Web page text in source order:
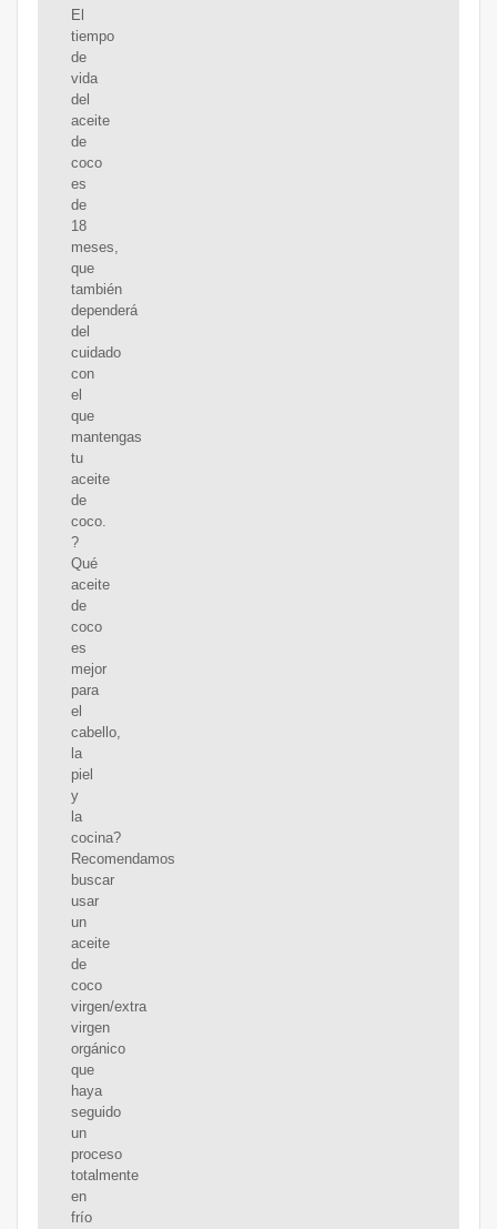
El
tiempo
de
vida
del
aceite
de
coco
es
de
18
meses,
que
también
dependerá
del
cuidado
con
el
que
mantengas
tu
aceite
de
coco.
?
Qué
aceite
de
coco
es
mejor
para
el
cabello,
la
piel
y
la
cocina?
Recomendamos
buscar
usar
un
aceite
de
coco
virgen/extra
virgen
orgánico
que
haya
seguido
un
proceso
totalmente
en
frío